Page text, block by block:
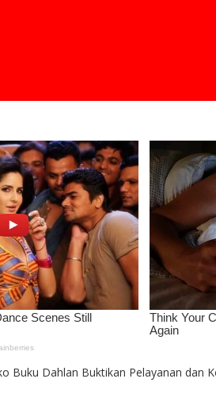
Buku Dahlan Buktikan Pelayanan dan